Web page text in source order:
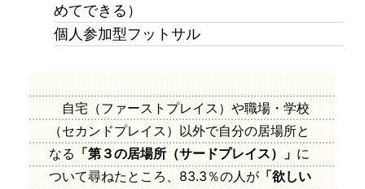
めてできる）
個人参加型フットサル
自宅（ファーストプレイス）や職場・学校
（セカンドプレイス）以外で自分の居場所と
なる 「第３の居場所（サードプレイス）」 に
ついて尋ねたところ、83.3％の人が 「欲しい